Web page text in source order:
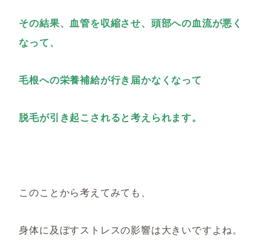
その結果、血管を収縮させ、頭部への血流が悪く
なって、
毛根への栄養補給が行き届かなくなって
脱毛が引き起こされると考えられます。
このことから考えてみても、
身体に及ぼすストレスの影響は大きいですよね。